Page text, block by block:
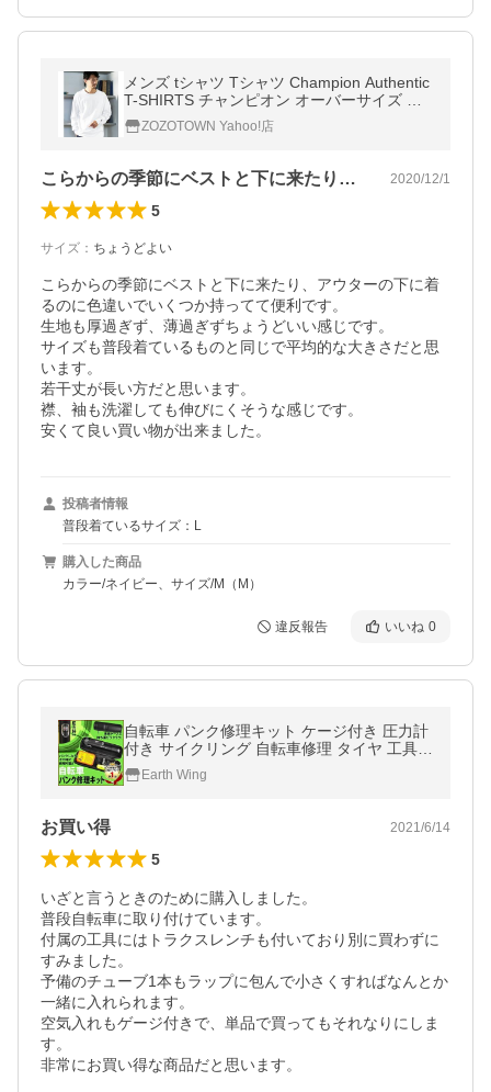
メンズ tシャツ Tシャツ Champion Authentic
T-SHIRTS チャンピオン オーバーサイズ ク
ルーネック長袖 Tシャツ
ZOZOTOWN Yahoo!店
こらからの季節にベストと下に来たり、ア… 2020/12/1
5
サイズ ： ちょうどよい
こらからの季節にベストと下に来たり、アウターの下に着
るのに色違いでいくつか持ってて便利です。
生地も厚過ぎず、薄過ぎずちょうどいい感じです。
サイズも普段着ているものと同じで平均的な大きさだと思
います。
若干丈が長い方だと思います。
襟、袖も洗濯しても伸びにくそうな感じです。
安くて良い買い物が出来ました。
投稿者情報
普段着ているサイズ：L
購入した商品
カラー/ネイビー、サイズ/M（M）
違反報告 いいね 0
自転車 パンク修理キット ケージ付き 圧力計
付き サイクリング 自転車修理 タイヤ 工具セ
ット ツールセット メンテナンス 1位
Earth Wing
お買い得 2021/6/14
5
いざと言うときのために購入しました。
普段自転車に取り付けています。
付属の工具にはトラクスレンチも付いており別に買わずに
すみました。
予備のチューブ1本もラップに包んで小さくすればなんとか
一緒に入れられます。
空気入れもゲージ付きで、単品で買ってもそれなりにしま
す。
非常にお買い得な商品だと思います。